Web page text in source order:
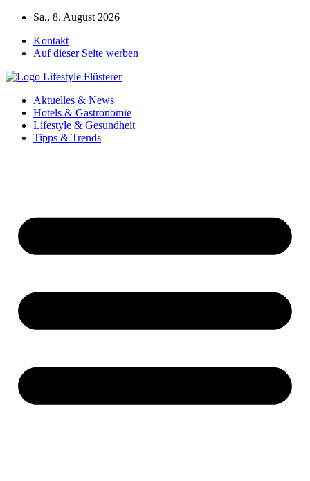
Zum
springen
Sa., 8. August 2026
Kontakt
Auf dieser Seite werben
Aktuelles & News
Hotels & Gastronomie
Lifestyle & Gesundheit
Tipps & Trends